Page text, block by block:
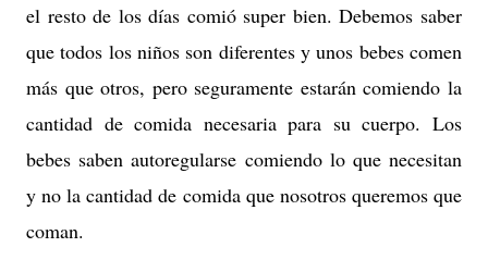
el resto de los días comió super bien. Debemos saber
que todos los niños son diferentes y unos bebes comen
más que otros, pero seguramente estarán comiendo la
cantidad de comida necesaria para su cuerpo. Los
bebes saben autoregularse comiendo lo que necesitan
y no la cantidad de comida que nosotros queremos que
coman.